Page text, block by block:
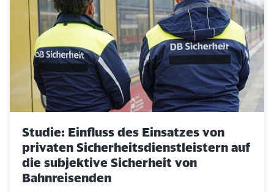
Studie: Einfluss des Einsatzes von
privaten Sicherheitsdienstleistern auf
die subjektive Sicherheit von
Bahnreisenden